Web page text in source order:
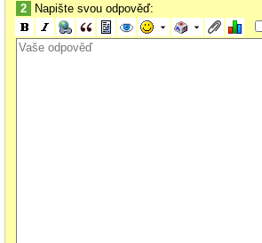
2 Napište svou odpověď: